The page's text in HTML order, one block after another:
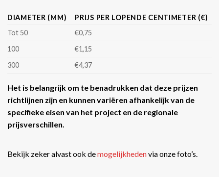
DIAMETER (MM)
PRIJS PER LOPENDE CENTIMETER (€)
Tot 50
€0,75
100
€1,15
300
€4,37
Het is belangrijk om te benadrukken dat deze prijzen
richtlijnen zijn en kunnen variëren afhankelijk van de
specifieke eisen van het project en de regionale
prijsverschillen.
Bekijk zeker alvast ook demogelijkhedenvia onze foto’s.